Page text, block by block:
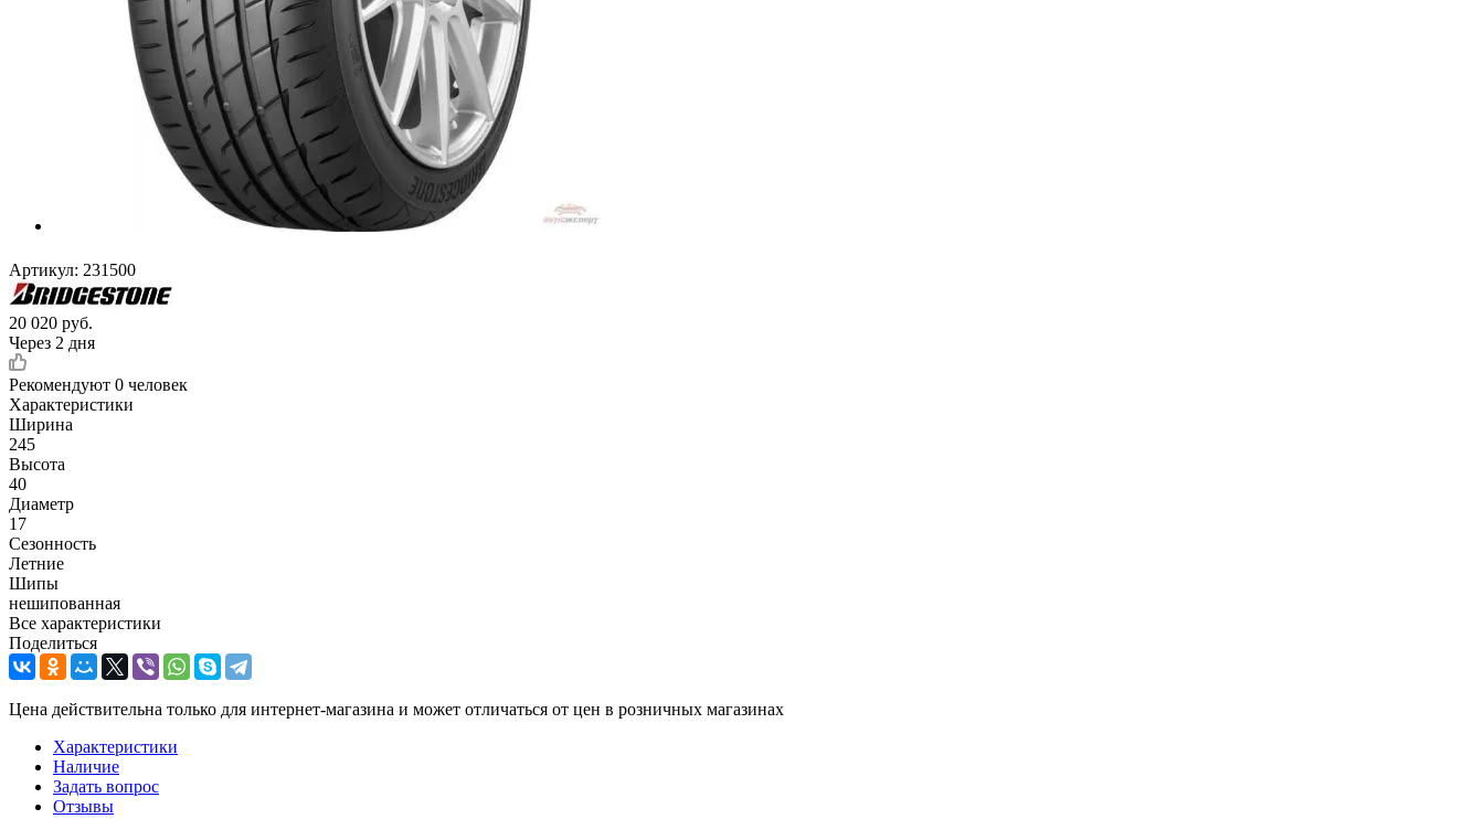
Артикул: 231500
20 020 руб.
Через 2 дня
Рекомендуют 0 человек
Характеристики
Ширина
245
Высота
40
Диаметр
17
Сезонность
Летние
Шипы
нешипованная
Все характеристики
Поделиться
Цена действительна только для интернет-магазина и может отличаться от цен в розничных магазинах
Характеристики
Наличие
Задать вопрос
Отзывы